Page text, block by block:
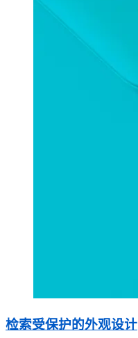
检索受保护的外观设计